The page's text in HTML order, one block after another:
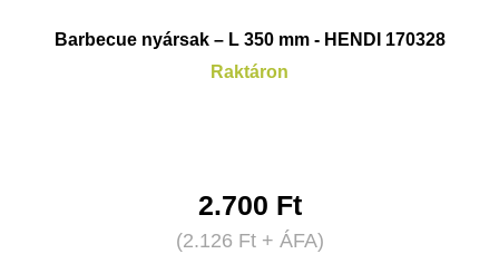
Barbecue nyársak – L 350 mm - HENDI 170328
Raktáron
2.700 Ft
(2.126 Ft+ ÁFA)